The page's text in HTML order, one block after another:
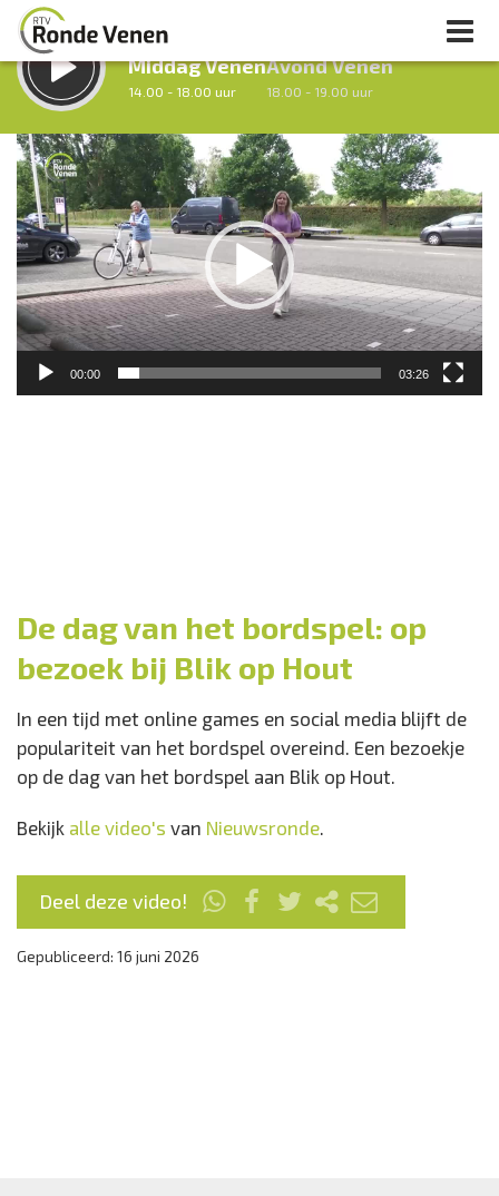
LUISTER LIVE:
Middag Venen
14.00 - 18.00 uur
Avond Venen
18.00 - 19.00 uur
Vorig uur uur 1 van 0 Volgend uur
Inklappen
Videospeler
00:00 03:26
De dag van het bordspel: op
bezoek bij Blik op Hout
In een tijd met online games en social media blijft de
populariteit van het bordspel overeind. Een bezoekje
op de dag van het bordspel aan Blik op Hout.
Bekijk alle video's van Nieuwsronde.
Deel deze video!
Gepubliceerd: 16 juni 2026